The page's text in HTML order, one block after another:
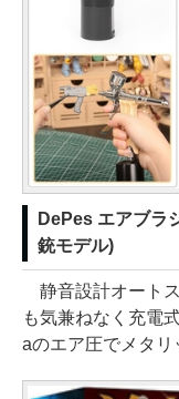
DePes エアブラ
銃モデル)
静音設計オート
も気兼ねなく充電
aのエア圧でメタリ